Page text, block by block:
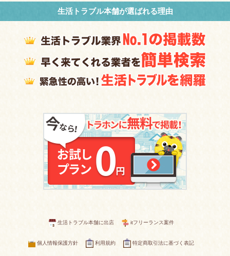
生活トラブル本舗が選ばれる理由
生活トラブル本舗に出店 itフリーランス案件
個人情報保護方針 利用規約 特定商取引法に基づく表記